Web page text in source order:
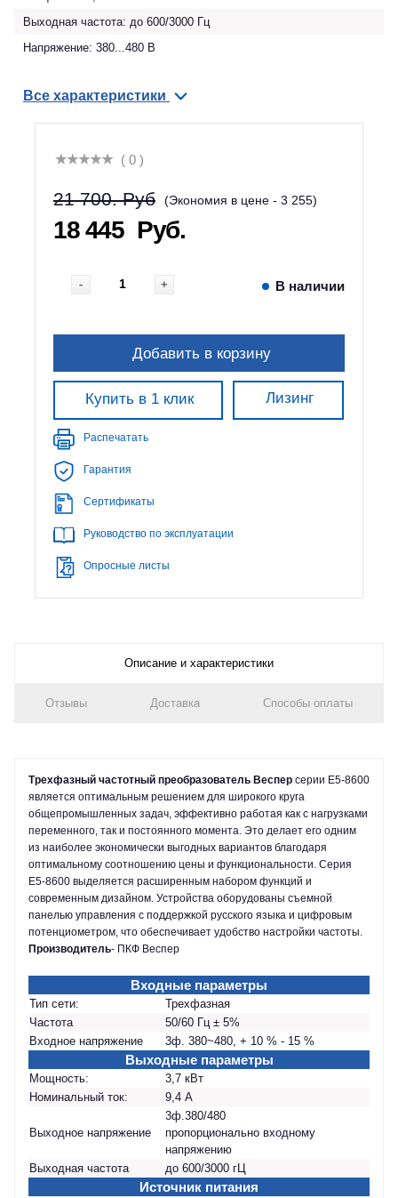
Выходная частота: до 600/3000 Гц
Напряжение: 380...480 В
Все характеристики
( 0 )
21 700. Руб (Экономия в цене - 3 255)
18 445 Руб.
- + В наличии
Добавить в корзину
Купить в 1 клик Лизинг
Распечатать
Гарантия
Сертификаты
Руководство по эксплуатации
Опросные листы
Описание и характеристики
Отзывы Доставка Способы оплаты
Трехфазный частотный преобразователь Веспер серии E5-8600
является оптимальным решением для широкого круга
общепромышленных задач, эффективно работая как с нагрузками
переменного, так и постоянного момента. Это делает его одним
из наиболее экономически выгодных вариантов благодаря
оптимальному соотношению цены и функциональности. Серия
E5-8600 выделяется расширенным набором функций и
современным дизайном. Устройства оборудованы съемной
панелью управления с поддержкой русского языка и цифровым
потенциометром, что обеспечивает удобство настройки частоты.
Производитель- ПКФ Веспер
Входные параметры
Тип сети:
Трехфазная
Частота
50/60 Гц ± 5%
Входное напряжение
3ф. 380~480, + 10 % - 15 %
Выходные параметры
Мощность:
3,7 кВт
Номинальный ток:
9,4 А
Выходное напряжение
3ф.380/480
пропорционально входному
напряжению
Выходная частота
до 600/3000 гЦ
Источник питания